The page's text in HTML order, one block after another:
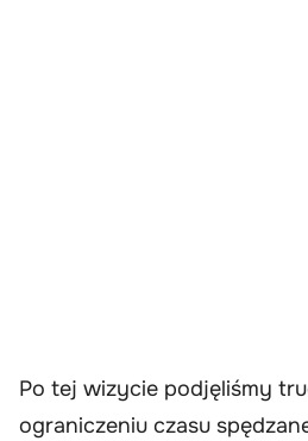
Po tej wizycie podjęliśmy
ograniczeniu czasu